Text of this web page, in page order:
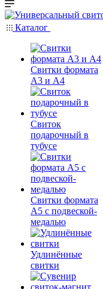
Каталог
Свитки формата
А3 и А4
Свиток
подарочный в
тубусе
Свитки формата
А5 с подвеской-
медалью
Удлинённые
свитки